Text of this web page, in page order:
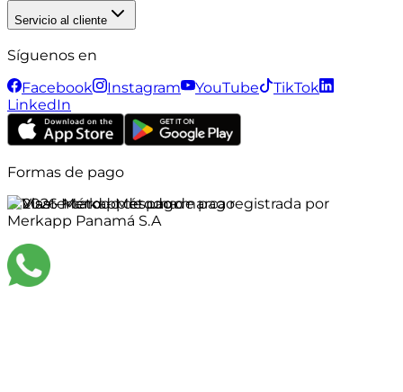
Servicio al cliente
Síguenos en
Facebook
Instagram YouTube
TikTok
LinkedIn
Formas de pago
©2026Merkapp es una marca registrada por
Merkapp Panamá S.A